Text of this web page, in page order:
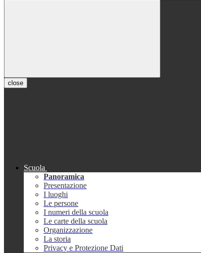
close
Scuola
Panoramica
Presentazione
I luoghi
Le persone
I numeri della scuola
Le carte della scuola
Organizzazione
La storia
Privacy e Protezione Dati